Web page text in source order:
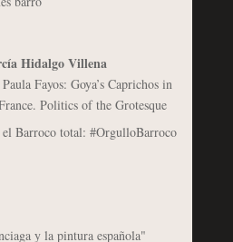
Hidalgo Villena
Fayos: Goya’s Caprichos in
Politics of the Grotesque
Barroco total: #OrgulloBarroco
y la pintura española"